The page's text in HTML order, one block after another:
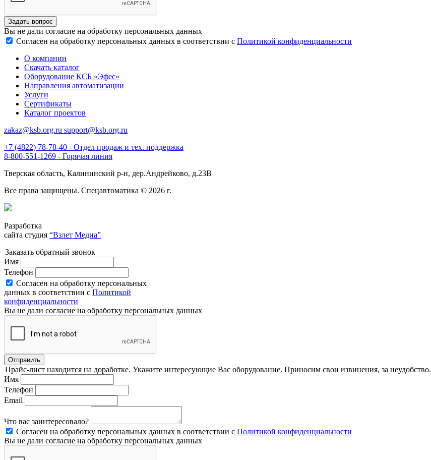
Задать вопрос
Вы не дали согласие на обработку персональных данных
Согласен на обработку персональных данных в соответствии с Политикой конфиденциальности
О компании
Скачать каталог
Оборудование КСБ «Эфес»
Направления автоматизации
Услуги
Сертификаты
Каталог проектов
zakaz@ksb.org.ru support@ksb.org.ru
+7 (4822) 78-78-40 - Отдел продаж и тех. поддержка
8-800-551-1269 - Горячая линия
Тверская область, Калининский р-н, дер.Андрейково, д.23В
Все права защищены. Спецавтоматика © 2026 г.
Разработка
сайта студия “Взлет Медиа”
Заказать обратный звонок
Имя
Телефон
Согласен на обработку персональных
данных в соответствии с Политикой
конфиденциальности
Вы не дали согласие на обработку персональных данных
Отправить
Прайс-лист находится на доработке. Укажите интересующие Вас оборудование. Приносим свои извинения, за неудобство.
Имя
Телефон
Email
Что вас заинтересовало?
Согласен на обработку персональных данных в соответствии с Политикой конфиденциальности
Вы не дали согласие на обработку персональных данных